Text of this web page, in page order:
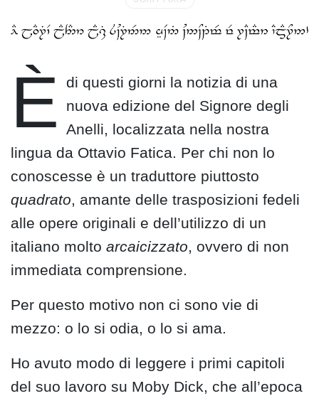
È
di questi giorni la notizia di una
nuova edizione del Signore degli
Anelli, localizzata nella nostra
lingua da Ottavio Fatica. Per chi non lo
conoscesse è un traduttore piuttosto
quadrato, amante delle trasposizioni fedeli
alle opere originali e dell’utilizzo di un
italiano molto arcaicizzato, ovvero di non
immediata comprensione.
Per questo motivo non ci sono vie di
mezzo: o lo si odia, o lo si ama.
Ho avuto modo di leggere i primi capitoli
del suo lavoro su Moby Dick, che all’epoca